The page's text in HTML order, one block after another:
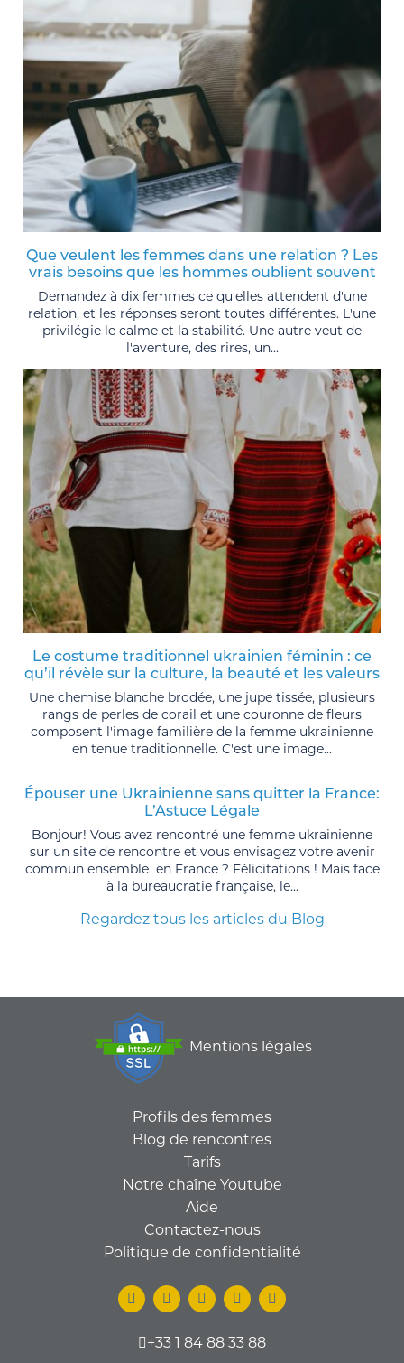
Que veulent les femmes dans une relation ? Les
vrais besoins que les hommes oublient souvent
Demandez à dix femmes ce qu'elles attendent d'une
relation, et les réponses seront toutes différentes. L'une
privilégie le calme et la stabilité. Une autre veut de
l'aventure, des rires, un...
Le costume traditionnel ukrainien féminin : ce
qu’il révèle sur la culture, la beauté et les valeurs
Une chemise blanche brodée, une jupe tissée, plusieurs
rangs de perles de corail et une couronne de fleurs
composent l'image familière de la femme ukrainienne
en tenue traditionnelle. C'est une image...
Épouser une Ukrainienne sans quitter la France:
L’Astuce Légale
Bonjour! Vous avez rencontré une femme ukrainienne
sur un site de rencontre et vous envisagez votre avenir
commun ensemble en France ? Félicitations ! Mais face
à la bureaucratie française, le...
Regardez tous les articles du Blog
Mentions légales
Profils des femmes
Blog de rencontres
Tarifs
Notre chaîne Youtube
Aide
Contactez-nous
Politique de confidentialité
+33 1 84 88 33 88